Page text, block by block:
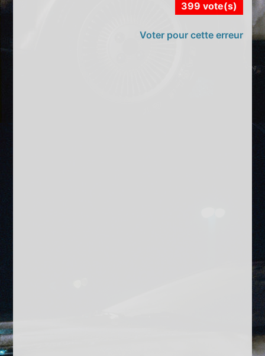
399 vote(s)
Voter pour cette erreur